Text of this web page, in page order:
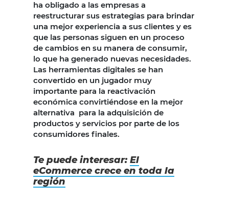
ha obligado a las empresas a
reestructurar sus estrategias para brindar
una mejor experiencia a sus clientes y es
que las personas siguen en un proceso
de cambios en su manera de consumir,
lo que ha generado nuevas necesidades.
Las herramientas digitales se han
convertido en un jugador muy
importante para la reactivación
económica convirtiéndose en la mejor
alternativa para la adquisición de
productos y servicios por parte de los
consumidores finales.
Te puede interesar:El
eCommerce crece en toda la
región